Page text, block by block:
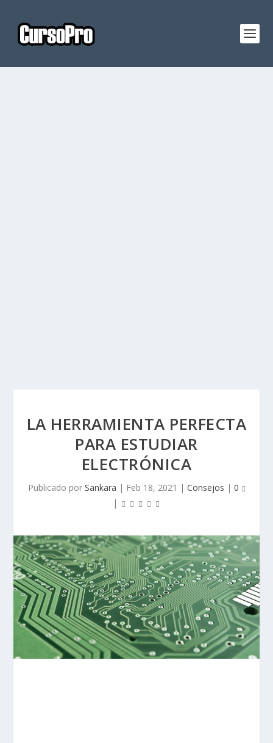
LA HERRAMIENTA PERFECTA
PARA ESTUDIAR
ELECTRÓNICA
Publicado por Sankara | Feb 18, 2021 | Consejos | 0
|